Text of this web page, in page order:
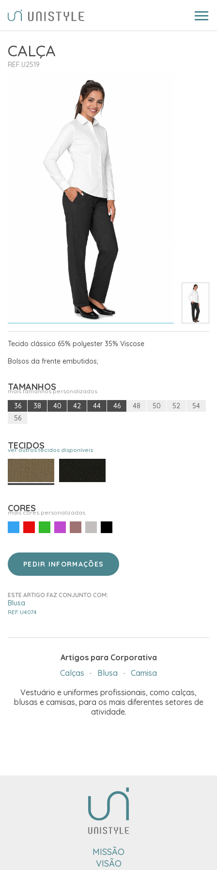
CALÇA
REF.U2519
Tecido clássico 65% polyester 35% Viscose
Bolsos da frente embutidos;
TAMANHOS
mais tamanhos personalizados
36 38 40 42 44 46 48 50 52
54
56
TECIDOS
ver outros tecidos disponíveis
CORES
mais cores personalizadas
PEDIR INFORMAÇÕES
ESTE ARTIGO FAZ CONJUNTO COM:
Blusa
REF:U4074
Artigos para Corporativa
Calças
· Blusa ·
Camisa
Vestuário e uniformes profissionais, como calças,
blusas e camisas, para os mais diferentes setores de
atividade.
MISSÃO
VISÃO